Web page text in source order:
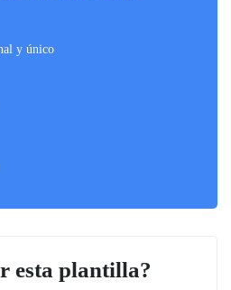
y único
esta plantilla?